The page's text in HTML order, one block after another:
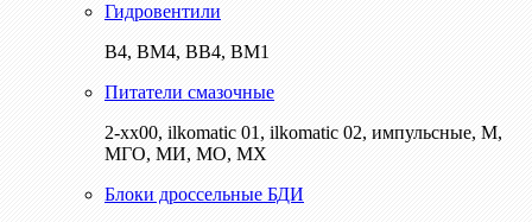
Гидровентили
В4, ВМ4, ВВ4, ВМ1
Питатели смазочные
2-хх00, ilkomatic 01, ilkomatic 02, импульсные, М,
МГО, МИ, МО, МХ
Блоки дроссельные БДИ